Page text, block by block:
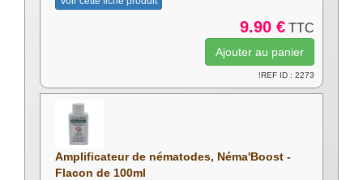
9.90 € TTC
!REF ID : 2273
Amplificateur de nématodes, Néma'Boost -
Flacon de 100ml